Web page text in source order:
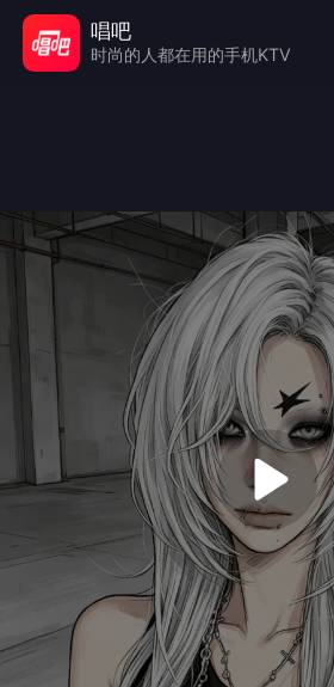
唱吧
时尚的人都在用的手机KTV